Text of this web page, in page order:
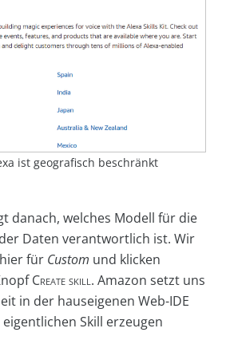
ist geografisch beschränkt
danach, welches Modell für die
Daten verantwortlich ist. Wir
für Custom und klicken
Create skill. Amazon setzt uns
in der hauseigenen Web-IDE
Skill erzeugen